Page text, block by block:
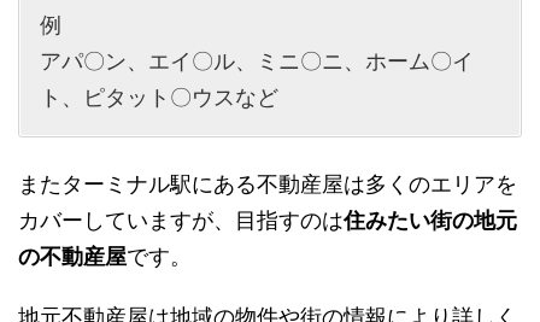
例
アパ〇ン、エイ〇ル、ミニ〇ニ、ホーム〇イ
ト、ピタット〇ウスなど
またターミナル駅にある不動産屋は多くのエリアを
カバーしていますが、目指すのは住みたい街の地元
の不動産屋です。